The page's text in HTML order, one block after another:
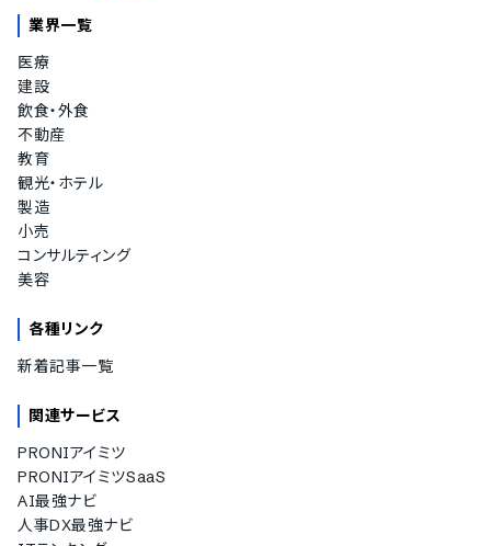
業界一覧
医療
建設
飲食・外食
不動産
教育
観光・ホテル
製造
小売
コンサルティング
美容
各種リンク
新着記事一覧
関連サービス
PRONIアイミツ
PRONIアイミツSaaS
AI最強ナビ
人事DX最強ナビ